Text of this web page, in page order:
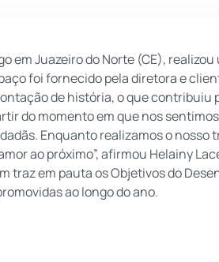
em Juazeiro do Norte (CE),
foi fornecido pela diretora e
de história, o que contribuiu
do momento em que nos
Enquanto realizamos o nosso
ao próximo”, afirmou Helainy
traz em pauta os Objetivos do
ao longo do ano.